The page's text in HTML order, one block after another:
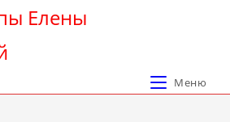
Елены
Меню